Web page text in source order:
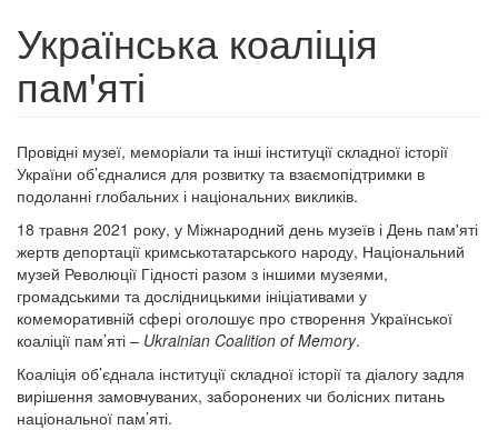
Українська коаліція
пам'яті
Провідні музеї, меморіали та інші інституції складної історії
України об’єдналися для розвитку та взаємопідтримки в
подоланні глобальних і національних викликів.
18 травня 2021 року, у Міжнародний день музеїв і День пам'яті
жертв депортації кримськотатарського народу, Національний
музей Революції Гідності разом з іншими музеями,
громадськими та дослідницькими ініціативами у
комеморативній сфері оголошує про створення Української
коаліції пам’яті – Ukrainian Coalition of Memory.
Коаліція об’єднала інституції складної історії та діалогу задля
вирішення замовчуваних, заборонених чи болісних питань
національної пам’яті.